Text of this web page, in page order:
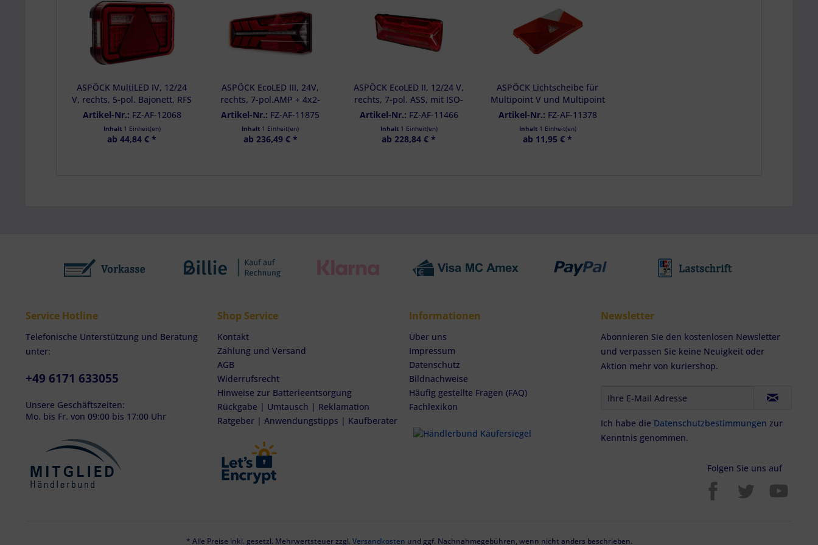
ASPÖCK MultiLED IV, 12/24
V, rechts, 5-pol. Bajonett, RFS
+ KZL - 34-8940-037
Artikel-Nr.: FZ-AF-12068
Inhalt 1 Einheit(en)
ab 44,84 € *
ASPÖCK EcoLED III, 24V,
rechts, 7-pol.AMP + 4x2-
pol.Superseal,SMCG - 25-
4122-051
Artikel-Nr.: FZ-AF-11875
Inhalt 1 Einheit(en)
ab 236,49 € *
ASPÖCK EcoLED II, 12/24 V,
rechts, 7-pol. ASS, mit ISO-
Impuls - 25-4120-001
Artikel-Nr.: FZ-AF-11466
Inhalt 1 Einheit(en)
ab 228,84 € *
ASPÖCK Lichtscheibe für
Multipoint V und Multipoint
V LED, rechts - 18-8487-007
Artikel-Nr.: FZ-AF-11378
Inhalt 1 Einheit(en)
ab 11,95 € *
Service Hotline
Telefonische Unterstützung und Beratung
unter:
+49 6171 633055
Unsere Geschäftszeiten:
Mo. bis Fr. von 09:00 bis 17:00 Uhr
Shop Service
Kontakt
Zahlung und Versand
AGB
Widerrufsrecht
Hinweise zur Batterieentsorgung
Rückgabe | Umtausch | Reklamation
Ratgeber | Anwendungstipps | Kaufberater
Informationen
Über uns
Impressum
Datenschutz
Bildnachweise
Häufig gestellte Fragen (FAQ)
Fachlexikon
Newsletter
Abonnieren Sie den kostenlosen Newsletter
und verpassen Sie keine Neuigkeit oder
Aktion mehr von kuriershop.
Ich habe die Datenschutzbestimmungen zur
Kenntnis genommen.
Folgen Sie uns auf
* Alle Preise inkl. gesetzl. Mehrwertsteuer zzgl. Versandkosten und ggf. Nachnahmegebühren, wenn nicht anders beschrieben.
Entwicklung und Verbesserung der Angebote
Verwendung reduzierter Daten zur Auswahl von Inhalten
Besondere Features:
Verwendung genauer Standortdaten